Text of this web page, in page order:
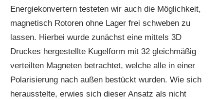
Energiekonvertern testeten wir auch die Möglichkeit,
magnetisch Rotoren ohne Lager frei schweben zu
lassen. Hierbei wurde zunächst eine mittels 3D
Druckes hergestellte Kugelform mit 32 gleichmäßig
verteilten Magneten betrachtet, welche alle in einer
Polarisierung nach außen bestückt wurden. Wie sich
herausstelte, erwies sich dieser Ansatz als nicht